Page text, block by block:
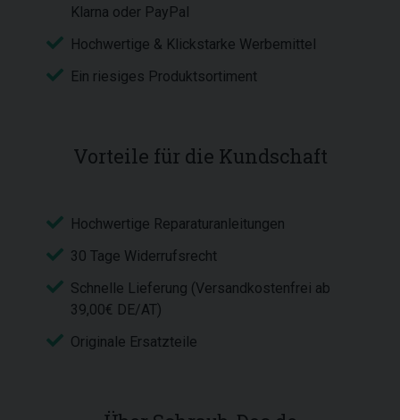
Klarna oder PayPal
Hochwertige & Klickstarke Werbemittel
Ein riesiges Produktsortiment
Vorteile für die Kundschaft
Hochwertige Reparaturanleitungen
30 Tage Widerrufsrecht
Schnelle Lieferung (Versandkostenfrei ab
39,00€ DE/AT)
Originale Ersatzteile